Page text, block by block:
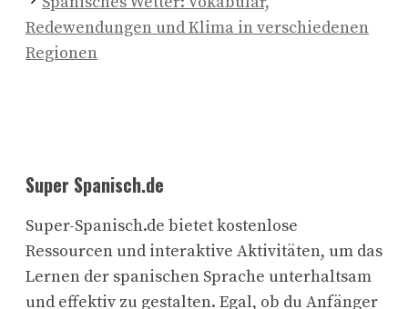
Redewendungen und Klima in verschiedenen
Regionen
Super Spanisch.de
Super-Spanisch.de bietet kostenlose
Ressourcen und interaktive Aktivitäten, um das
Lernen der spanischen Sprache unterhaltsam
und effektiv zu gestalten. Egal, ob du Anfänger